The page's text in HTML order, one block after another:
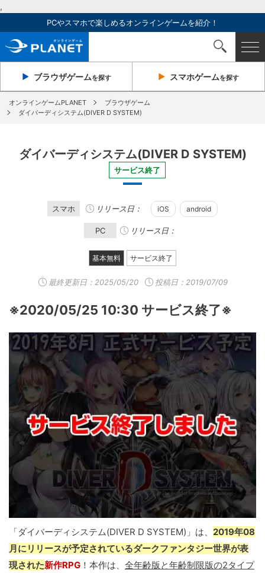
,
PCやスマホで楽しめるオンラインゲームを紹介！
ブラウザゲームを探す スマホゲームを探す
オンラインゲームPLANET
ブラウザゲーム
ダイバーディシステム(DIVER D SYSTEM)
ダイバーディシステム(DIVER D SYSTEM)
サービス終了
スマホ リリース日： iOS android
PC リリース日：
基本無料 サービス終了
最終更新日： 2025/05/20 投稿日：2019/07/09
※2020/05/25 10:30 サービス終了※
「ダイバーディシステム(DIVER D SYSTEM)」は、 2019年08
月にリリースが予定されているダークファンタジー世界が表
現された新作RPG ！本作は、 全年齢版と年齢制限版の2タイプ